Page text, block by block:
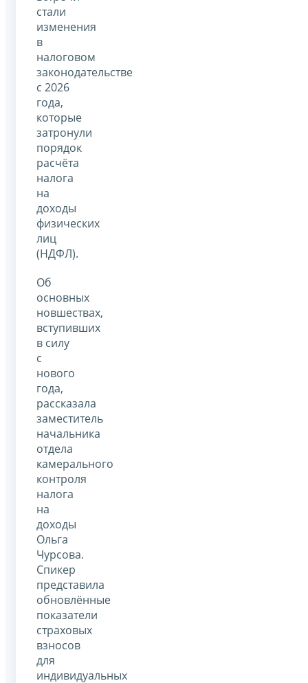
стали
изменения
в
налоговом
законодательстве
с 2026
года,
которые
затронули
порядок
расчёта
налога
на
доходы
физических
лиц
(НДФЛ).
Об
основных
новшествах,
вступивших
в силу
с
нового
года,
рассказала
заместитель
начальника
отдела
камерального
контроля
налога
на
доходы
Ольга
Чурсова.
Спикер
представила
обновлённые
показатели
страховых
взносов
для
индивидуальных